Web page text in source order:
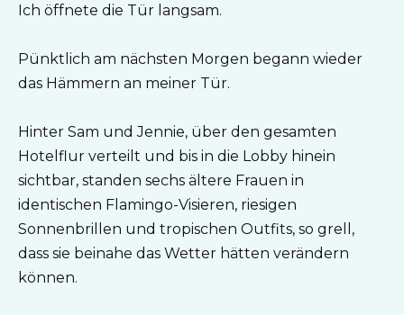
Ich öffnete die Tür langsam.
Pünktlich am nächsten Morgen begann wieder
das Hämmern an meiner Tür.
Hinter Sam und Jennie, über den gesamten
Hotelflur verteilt und bis in die Lobby hinein
sichtbar, standen sechs ältere Frauen in
identischen Flamingo-Visieren, riesigen
Sonnenbrillen und tropischen Outfits, so grell,
dass sie beinahe das Wetter hätten verändern
können.